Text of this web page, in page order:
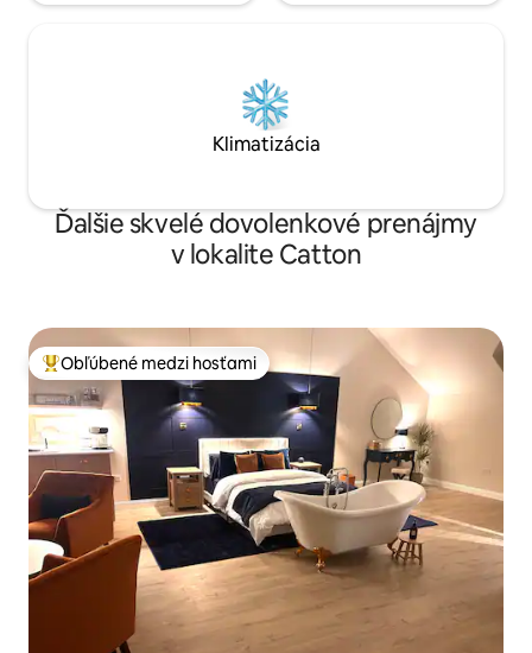
Klimatizácia
Ďalšie skvelé dovolenkové prenájmy
v lokalite Catton
Najobľúbenejšie medzi hosťami
Obľúbené medzi hosťami